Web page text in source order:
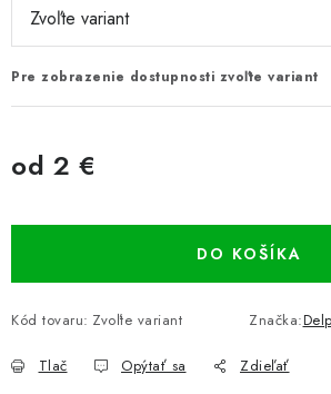
Pre zobrazenie dostupnosti zvoľte variant
od 2 €
DO KOŠÍKA
Kód tovaru: Zvoľte variant Značka:
Tlač Opýtať sa Zdieľať